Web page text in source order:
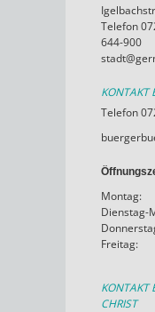
Telefon
644-900
KONTAKT
Telefon
Montag:
Dienstag-
Freitag:
KONTAKT
CHRIST